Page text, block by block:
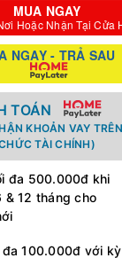
MUA NGAY
Hoặc Nhận Tại Cửa
NGAY - TRẢ SAU
TOÁN
KHOẢN VAY
TÀI CHÍNH)
đa 500.000đ khi
& 12 tháng cho
đa 100.000đ với kỳ